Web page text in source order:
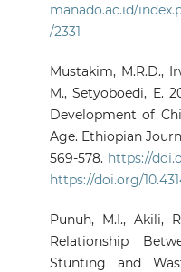
manado.ac.id/
/2331
Mustakim, M.R.D.,
M., Setyoboedi, E.
Development of
Age. Ethiopian
569-578. https://
https://doi.org/
Punuh, M.I., Akili,
Relationship
Stunting and